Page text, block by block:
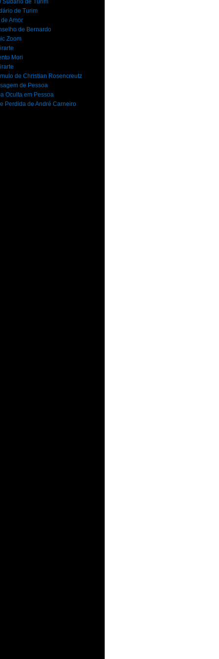
de Turim
Amor
de Bernardo
Zoom
Mori
de Christian Rosencreutz
de Pessoa
Oculta em Pessoa
Perdida de André Carneiro